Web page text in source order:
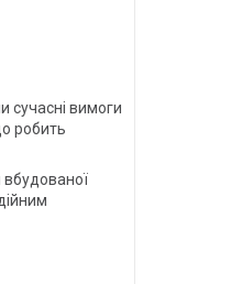
сучасні вимоги
робить